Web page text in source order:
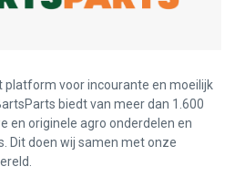
platform voor incourante en moeilijk
biedt van meer dan 1.600
en originele agro onderdelen en
Dit doen wij samen met onze